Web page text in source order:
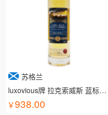
苏格兰
luxovious牌 拉克索威斯 蓝标威士忌
938.00